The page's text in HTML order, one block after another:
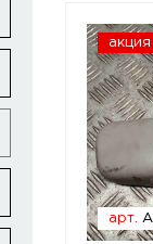
акция
арт.